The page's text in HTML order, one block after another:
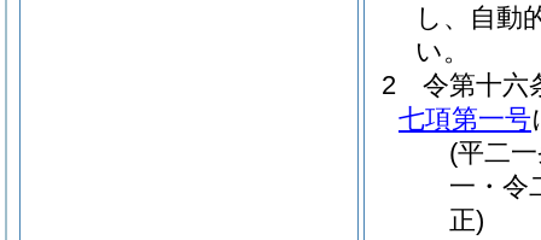
し、自動
い。
2
令第十六
七項第一号
(平二
一・令
正)